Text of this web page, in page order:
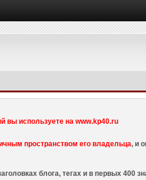
вы используете на www.kp40.ru
пространством его владельца, и
блога, тегах и в первых 400